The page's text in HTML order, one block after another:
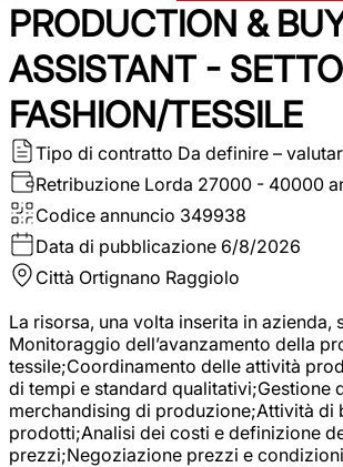
PRODUCTION &
ASSISTANT -
FASHION/TESSILE
Tipo di contratto Da definire –
Retribuzione Lorda 27000 - 40000
Codice annuncio 349938
Data di pubblicazione 6/8/2026
Città Ortignano Raggiolo
La risorsa, una volta inserita in azienda,
Monitoraggio dell’avanzamento della
tessile;Coordinamento delle attività
di tempi e standard qualitativi;Gestione
merchandising di produzione;Attività di
prodotti;Analisi dei costi e definizione
prezzi;Negoziazione prezzi e